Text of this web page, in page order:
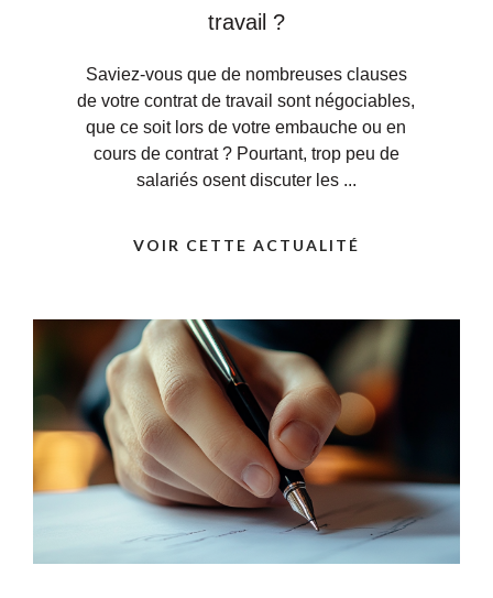
travail ?
Saviez-vous que de nombreuses clauses
de votre contrat de travail sont négociables,
que ce soit lors de votre embauche ou en
cours de contrat ? Pourtant, trop peu de
salariés osent discuter les ...
VOIR CETTE ACTUALITÉ